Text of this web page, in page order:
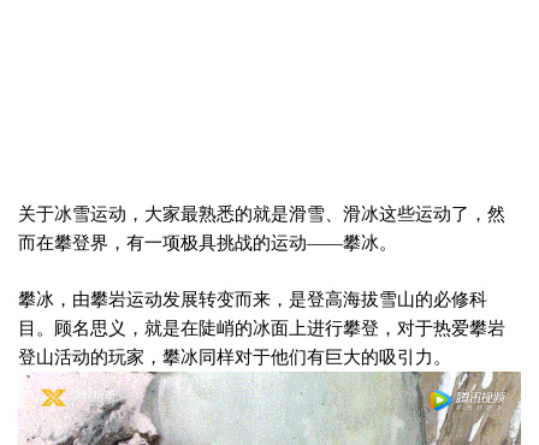
关于冰雪运动，大家最熟悉的就是滑雪、滑冰这些运动了，然
而在攀登界，有一项极具挑战的运动——攀冰。
攀冰，由攀岩运动发展转变而来，是登高海拔雪山的必修科
目。顾名思义，就是在陡峭的冰面上进行攀登，对于热爱攀岩
登山活动的玩家，攀冰同样对于他们有巨大的吸引力。